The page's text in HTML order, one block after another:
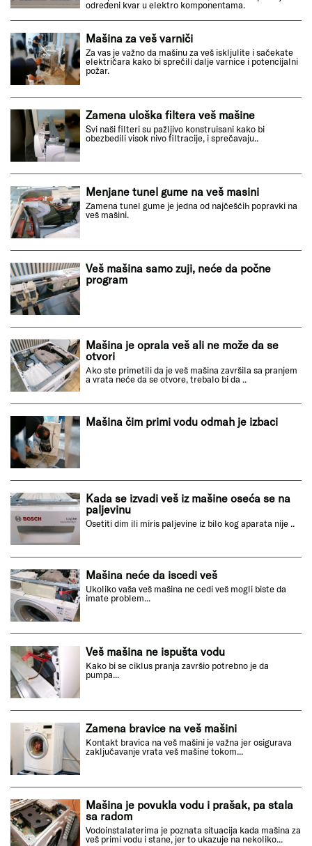
određeni kvar u elektro komponentama.
Mašina za veš varniči
Za vas je važno da mašinu za veš iskljulite i sačekate
električara kako bi sprečili dalje varnice i potencijalni
požar.
Zamena uloška filtera veš mašine
Svi naši filteri su pažljivo konstruisani kako bi
obezbedili visok nivo filtracije, i sprečavaju..
Menjane tunel gume na veš masini
Zamena tunel gume je jedna od najčešćih popravki na
veš mašini.
Veš mašina samo zuji, neće da počne
program
Mašina je oprala veš ali ne može da se
otvori
Ako ste primetili da je veš mašina završila sa pranjem
a vrata neće da se otvore, trebalo bi da ..
Mašina čim primi vodu odmah je izbaci
Kada se izvadi veš iz mašine oseća se na
paljevinu
Osetiti dim ili miris paljevine iz bilo kog aparata nije ..
Mašina neće da iscedi veš
Ukoliko vaša veš mašina ne cedi veš mogli biste da
imate problem...
Veš mašina ne ispušta vodu
Kako bi se ciklus pranja završio potrebno je da
pumpa...
Zamena bravice na veš mašini
Kontakt bravica na veš mašini je važna jer osigurava
zaključavanje vrata veš mašine tokom...
Mašina je povukla vodu i prašak, pa stala
sa radom
Vodoinstalaterima je poznata situacija kada mašina za
veš primi vodu i stane, jer to ukazuje na nekoliko...